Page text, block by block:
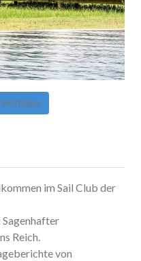
folgen
im Sail Club der
Reich.
von